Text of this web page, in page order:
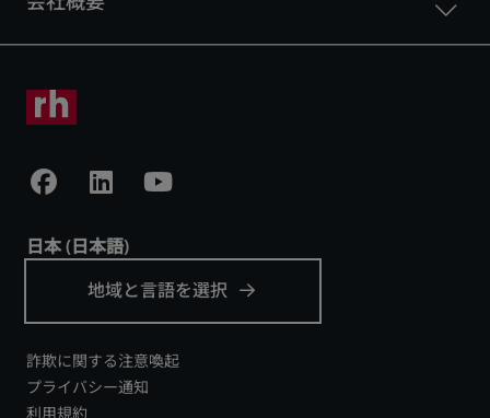
詐欺に関する注意喚起
プライバシー通知
利用規約